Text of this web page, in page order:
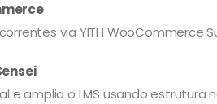
via YITH WooCommerce
e amplia o LMS usando estrutura